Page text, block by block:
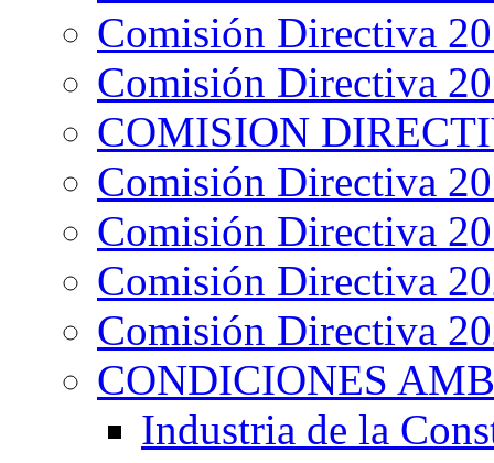
Comisión Directiva
Comisión Directiva
COMISION
Comisión Directiva
Comisión Directiva
Comisión Directiva
Comisión Directiva
CONDICIONES
Industria de la